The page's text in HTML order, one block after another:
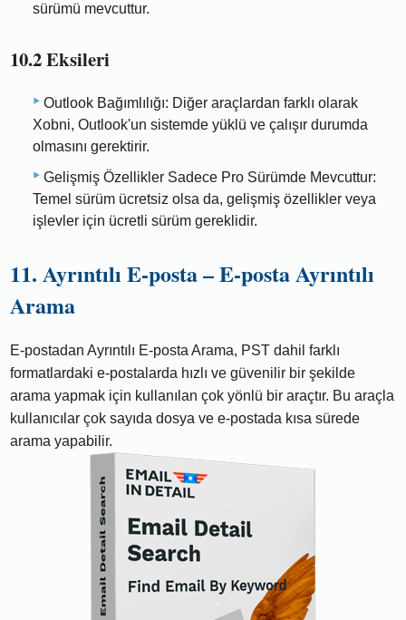
sürümü mevcuttur.
10.2 Eksileri
Outlook Bağımlılığı: Diğer araçlardan farklı olarak
Xobni, Outlook'un sistemde yüklü ve çalışır durumda
olmasını gerektirir.
Gelişmiş Özellikler Sadece Pro Sürümde Mevcuttur:
Temel sürüm ücretsiz olsa da, gelişmiş özellikler veya
işlevler için ücretli sürüm gereklidir.
11. Ayrıntılı E-posta – E-posta Ayrıntılı
Arama
E-postadan Ayrıntılı E-posta Arama, PST dahil farklı
formatlardaki e-postalarda hızlı ve güvenilir bir şekilde
arama yapmak için kullanılan çok yönlü bir araçtır. Bu araçla
kullanıcılar çok sayıda dosya ve e-postada kısa sürede
arama yapabilir.